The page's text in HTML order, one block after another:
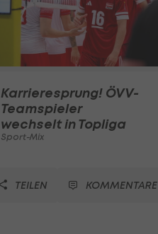
Karrieresprung! ÖVV-
Teamspieler
wechselt in Topliga
Sport-Mix
TEILEN KOMMENTARE